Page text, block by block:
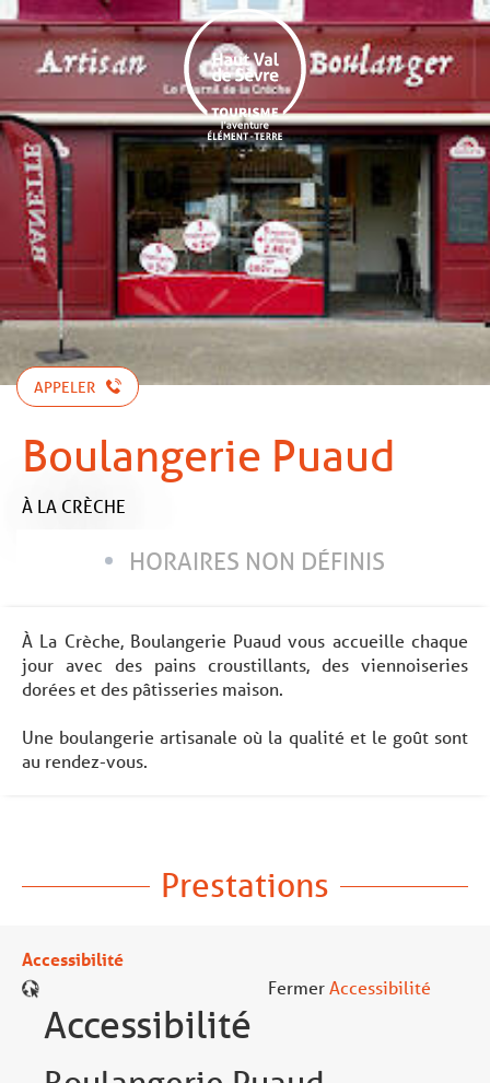
Aller
au
contenu
APPELER
Boulangerie Puaud
À LA CRÈCHE
HORAIRES NON DÉFINIS
À La Crèche, Boulangerie Puaud vous accueille chaque
jour avec des pains croustillants, des viennoiseries
dorées et des pâtisseries maison.
Une boulangerie artisanale où la qualité et le goût sont
au rendez-vous.
Prestations
Accessibilité
Fermer
Accessibilité
Accessibilité